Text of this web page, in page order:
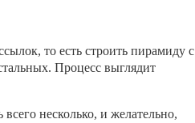
то есть строить пирамиду с
Процесс выглядит
несколько, и желательно,